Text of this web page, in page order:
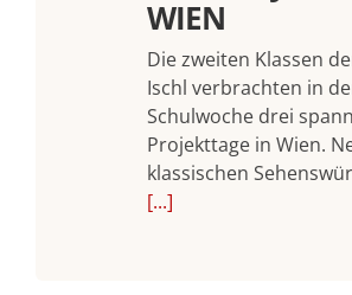
WIEN
Die zweiten Klassen
Ischl verbrachten in
Schulwoche drei
Projekttage in Wien.
klassischen
[...]